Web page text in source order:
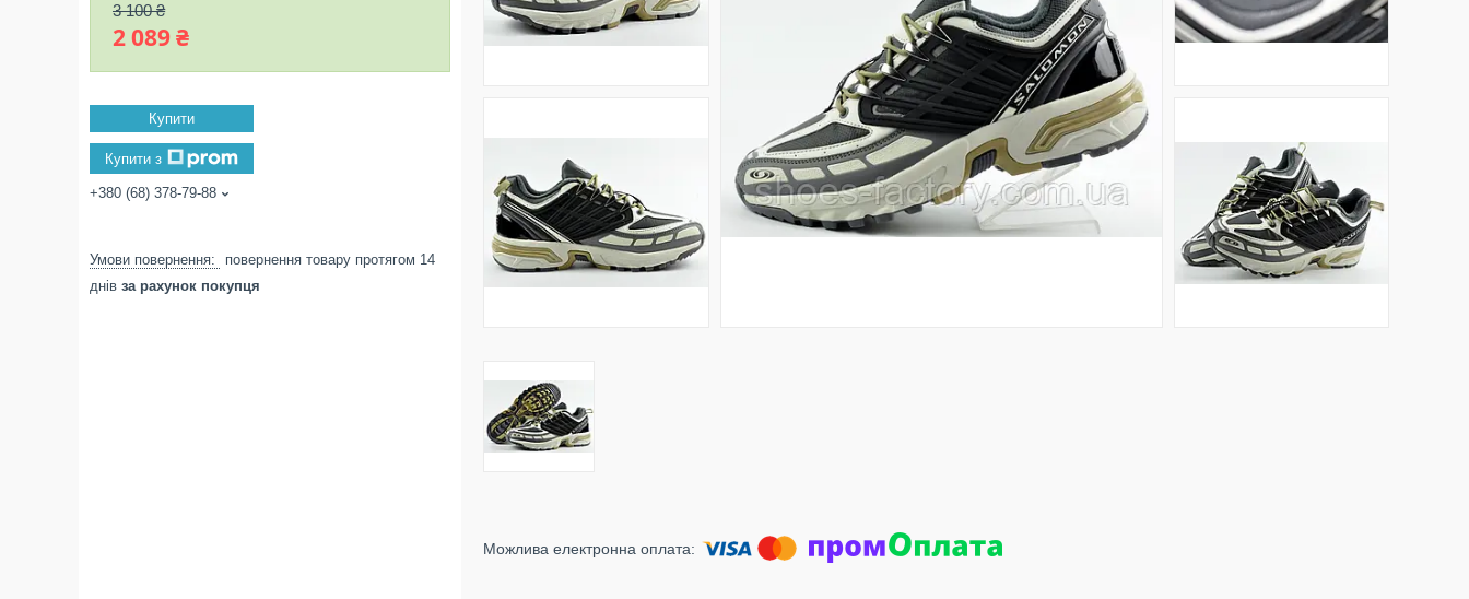
3 100 ₴
2 089 ₴
Купити
Купити з
+380 (68) 378-79-88
повернення товару протягом 14
днів за рахунок покупця